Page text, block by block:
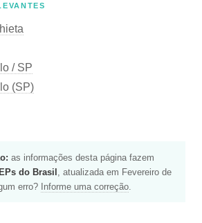
/ SP
(SP)
as informações desta página fazem
do Brasil , atualizada em Fevereiro de
erro? Informe uma correção